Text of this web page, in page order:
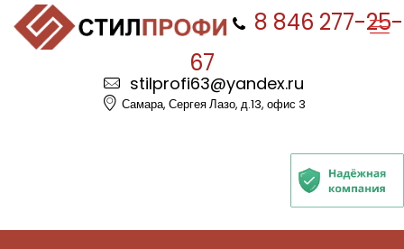
8 846 277-25-
67
stilprofi63@yandex.ru
Самара, Сергея Лазо, д.13, офис 3